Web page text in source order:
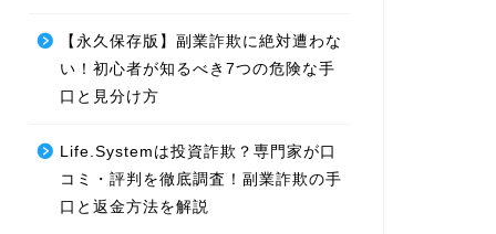
【永久保存版】副業詐欺に絶対遭わな
い！初心者が知るべき7つの危険な手
口と見分け方
Life.Systemは投資詐欺？専門家が口
コミ・評判を徹底調査！副業詐欺の手
口と返金方法を解説